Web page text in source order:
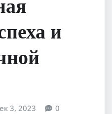
и
3, 2023 0